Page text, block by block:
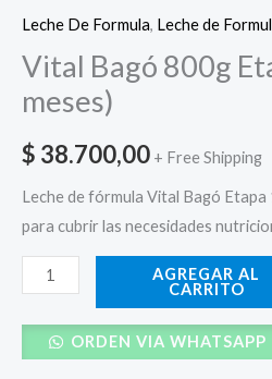
Leche De Formula, Leche de
Vital Bagó 800g
meses)
$ 38.700,00 + Free Shipping
Leche de fórmula Vital Bagó Etapa
para cubrir las necesidades
AGREGAR AL
CARRITO
ORDEN VIA WHATSAPP